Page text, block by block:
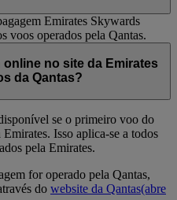
Emirates Skywards
voos operados pela Qantas.
no site da Emirates
da Qantas?
se o primeiro voo do
Isso aplica-se a todos
pela Emirates.
for operado pela Qantas,
do website da Qantas(abre